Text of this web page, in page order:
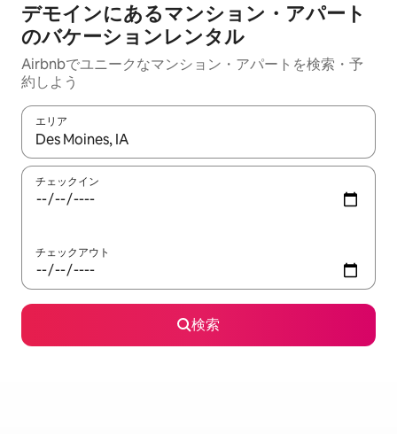
デモインにあるマンション・アパート
のバケーションレンタル
Airbnbでユニークなマンション・アパートを検索・予
約しよう
エリア
検索結果が表示されたら、上下の矢印キーを使って移動するか
チェックイン
チェックアウト
検索